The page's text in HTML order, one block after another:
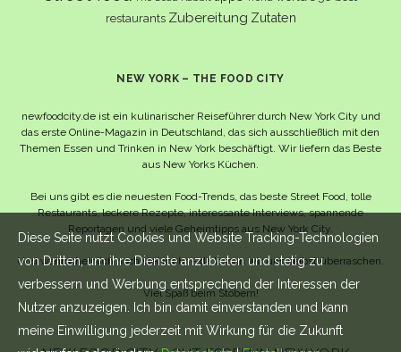
restaurants Zubereitung Zutaten
NEW YORK – THE FOOD CITY
newfoodcity.de ist ein kulinarischer Reiseführer durch New York City und
das erste Online-Magazin in Deutschland, das sich ausschließlich mit den
Themen Essen und Trinken in New York beschäftigt. Wir liefern das Beste
aus New Yorks Küchen.
Bei uns gibt es die neuesten Food-Trends, das beste Street Food, tolle
Restaurants, leckere Rezepte, interessante Interviews, spannende
Reportagen und viele Geheimtipps aus New York City.
Und wahrscheinlich noch viel mehr – da lassen wir uns selbst überraschen.
Viel Spaß beim Stöbern!
Diese Seite nutzt Cookies und Website Tracking-Technologien
von Dritten, um ihre Dienste anzubieten und stetig zu
verbessern und Werbung entsprechend der Interessen der
Nutzer anzuzeigen. Ich bin damit einverstanden und kann
meine Einwilligung jederzeit mit Wirkung für die Zukunft